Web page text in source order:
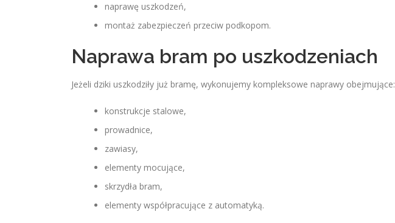
naprawę uszkodzeń,
montaż zabezpieczeń przeciw podkopom.
Naprawa bram po uszkodzeniach
Jeżeli dziki uszkodziły już bramę, wykonujemy kompleksowe naprawy obejmujące:
konstrukcje stalowe,
prowadnice,
zawiasy,
elementy mocujące,
skrzydła bram,
elementy współpracujące z automatyką.